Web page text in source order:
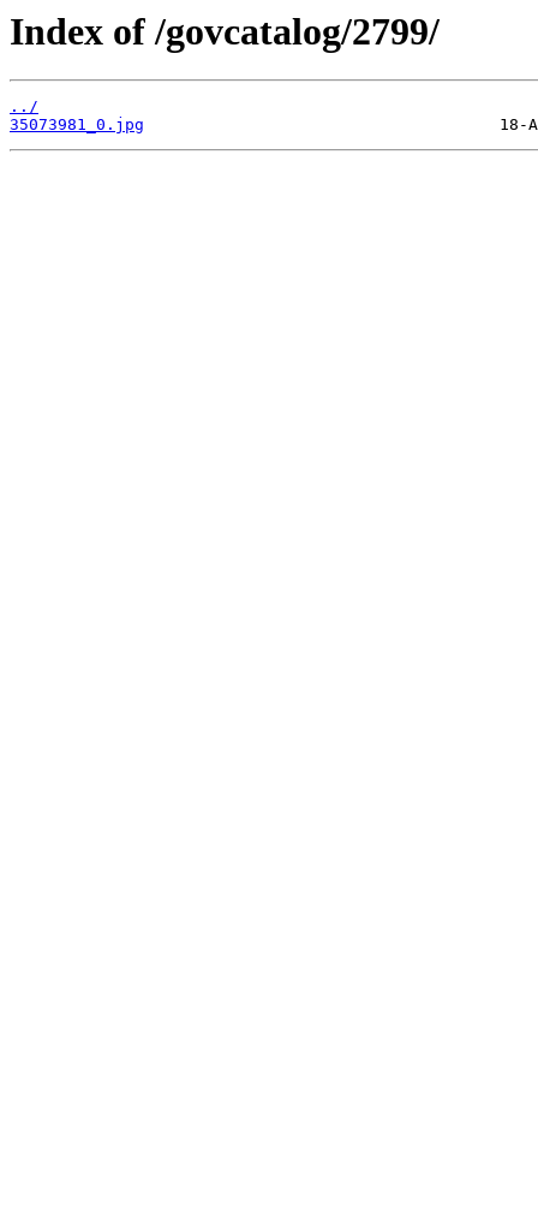
Index of /govcatalog/2799/
../
35073981_0.jpg